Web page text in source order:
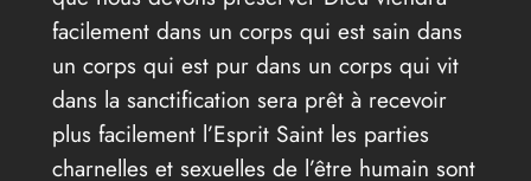
facilement dans un corps qui est sain dans
un corps qui est pur dans un corps qui vit
dans la sanctification sera prêt à recevoir
plus facilement l’Esprit Saint les parties
charnelles et sexuelles de l’être humain sont